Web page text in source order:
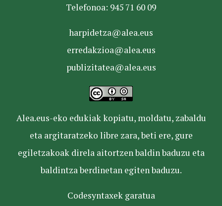
Telefonoa: 945 71 60 09
harpidetza@alea.eus
erredakzioa@alea.eus
publizitatea@alea.eus
Alea.eus-eko edukiak kopiatu, moldatu, zabaldu
eta argitaratzeko libre zara, beti ere, gure
egiletzakoak direla aitortzen baldin baduzu eta
baldintza berdinetan egiten baduzu.
Codesyntaxek garatua